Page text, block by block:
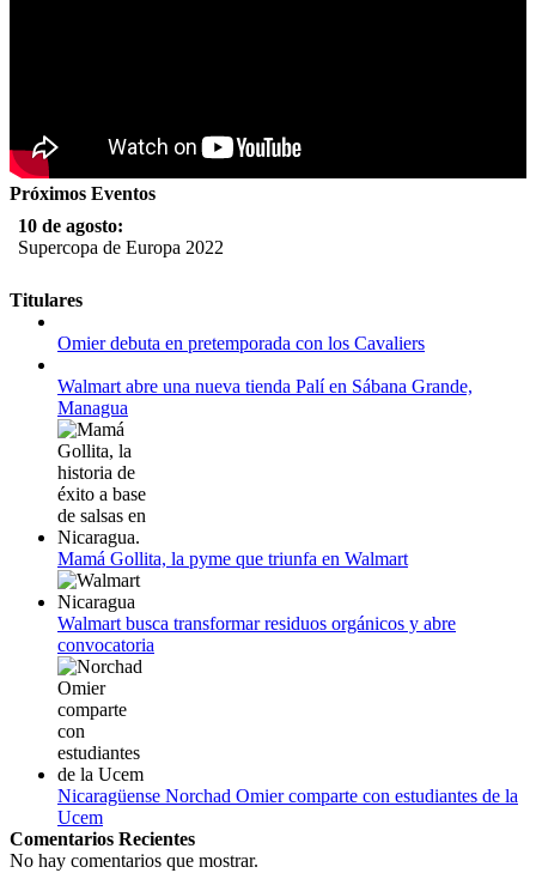
Próximos Eventos
10 de agosto:
Supercopa de Europa 2022
11 al 21 de agosto:
Campeonato Europeo de Natación 2022
12 de agosto:
Empieza La Liga 2022-2023
Titulares
Omier debuta en pretemporada con los Cavaliers
Walmart abre una nueva tienda Palí en Sábana Grande,
Managua
Mamá Gollita, la pyme que triunfa en Walmart
Walmart busca transformar residuos orgánicos y abre
convocatoria
Nicaragüense Norchad Omier comparte con estudiantes de la
Ucem
Comentarios Recientes
No hay comentarios que mostrar.